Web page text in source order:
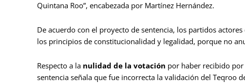
Quintana Roo”, encabezada por Martínez Hernández.
De acuerdo con el proyecto de sentencia, los partidos
los principios de constitucionalidad y legalidad, porque no
Respecto a la nulidad de la votación por haber recibido
sentencia señala que fue incorrecta la validación del Teqroo